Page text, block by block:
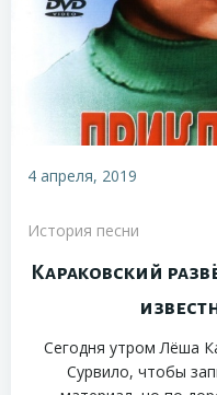
4 апреля, 2019
История песни
Караковский
Сегодня утром Лёша
Сурвило, чтобы